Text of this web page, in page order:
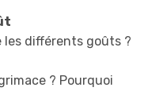
les différents goûts ?
? Pourquoi